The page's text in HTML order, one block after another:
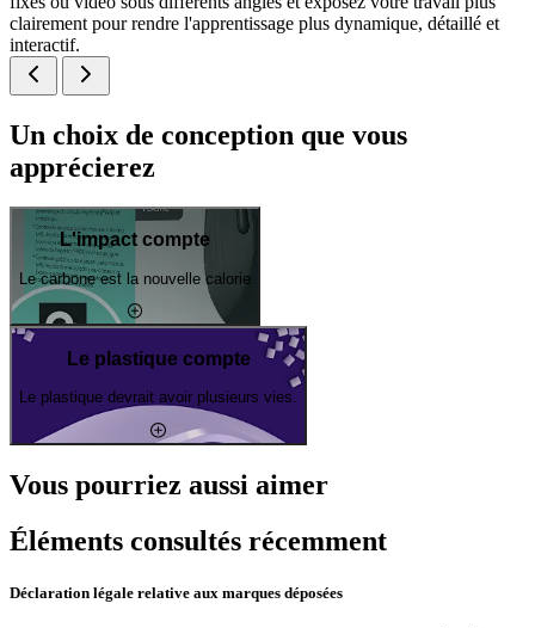
clairement pour rendre l'apprentissage plus dynamique, détaillé et
interactif.
Un choix de conception que vous
apprécierez
L'impact compte
Le carbone est la nouvelle calorie
Le plastique compte
Le plastique devrait avoir plusieurs vies.
Vous pourriez aussi aimer
Éléments consultés récemment
Déclaration légale relative aux marques déposées